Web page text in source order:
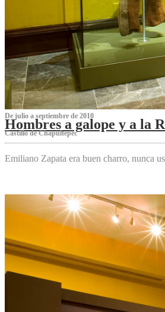
De julio a septiembre de 2010
Hombres a galope y a la
Castillo de Chapultepec
Emiliano Zapata era buen charro, nunca